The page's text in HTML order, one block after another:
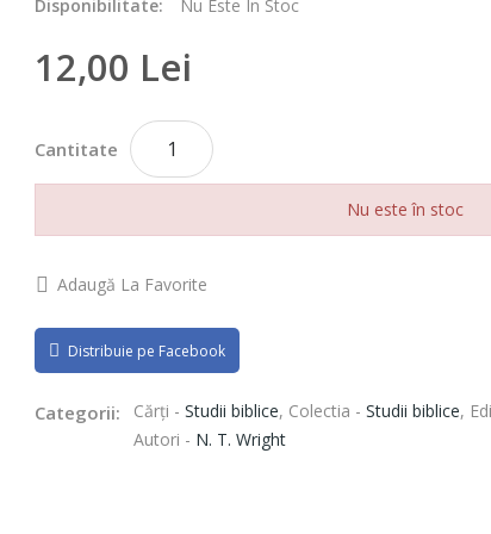
Disponibilitate: Nu Este În Stoc
12,00 Lei
Cantitate
Nu este în stoc
Adaugă La Favorite
Distribuie pe Facebook
Categorii: Cărți - Studii biblice, Colectia - Studii biblice,
Autori - N. T. Wright